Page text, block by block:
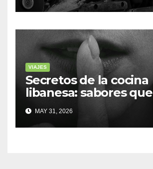
VIAJES
Secretos de la cocina
libanesa: sabores que
cuentan historias
MAY 31, 2026